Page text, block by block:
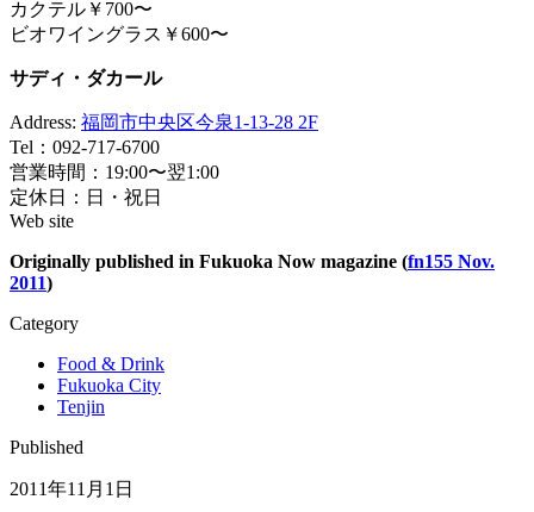
カクテル￥700〜
ビオワイングラス￥600〜
サディ・ダカール
Address: 福岡市中央区今泉1-13-28 2F
Tel：092-717-6700
営業時間：19:00〜翌1:00
定休日：日・祝日
Web site
Originally published in Fukuoka Now magazine (fn155 Nov.
2011)
Category
Food & Drink
Fukuoka City
Tenjin
Published
2011年11月1日